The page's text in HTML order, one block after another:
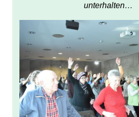
unterhalten…